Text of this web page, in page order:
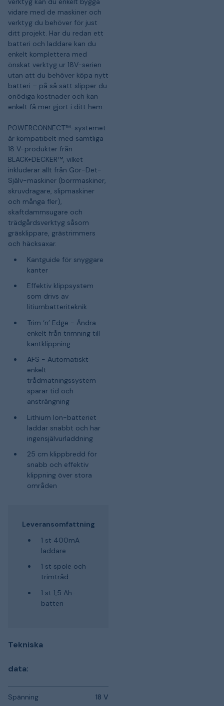
vidare med de maskiner och
verktyg du behöver för just
ditt projekt. Har du redan ett
batteri och laddare kan du
enkelt komplettera med
önskat verktyg ur 18V-serien
utan att du behöver köpa nytt
batteri – på så sätt slipper du
onödiga kostnader och kan
enkelt få mer gjort i ditt hem.
POWERCONNECT™-systemet
är kompatibelt med samtliga
18 V-produkter från
BLACK+DECKER™, vilket
inkluderar allt från Gör-Det-
Själv-maskiner (borrmaskiner,
skruvdragare, slipmaskiner
och många fler),
skaftdammsugare och
trädgårdsverktyg såsom
gräsklippare, grästrimmers
och häcksaxar.
Kantguide för snyggare
kanter
Effektiv klippsystem
som drivs av
litiumbatteriteknik
Trim ‘n’ Edge - Ändra
enkelt från trimning till
kantklippning
AFS - Automatiskt
enkelt
trådmatningssystem
sparar tid och
ansträngning
Lithium Ion-batteriet
laddar snabbt och har
ingensjälvurladdning
25 cm klippbredd för
snabb och effektiv
klippning över stora
områden
Leveransomfattning
1 st 400mA
laddare
1 st spole och
trimtråd
1 st 1,5 Ah-
batteri
Tekniska
data:
Spänning 18 V